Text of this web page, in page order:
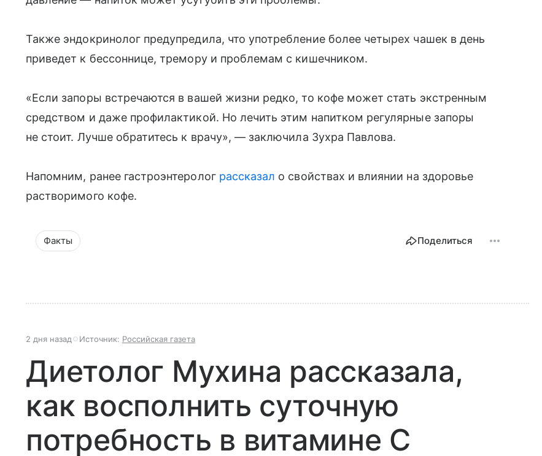
Также эндокринолог предупредила, что употребление более четырех чашек в день
приведет к бессоннице, тремору и проблемам с кишечником.
«Если запоры встречаются в вашей жизни редко, то кофе может стать экстренным
средством и даже профилактикой. Но лечить этим напитком регулярные запоры
не стоит. Лучше обратитесь к врачу», — заключила Зухра Павлова.
Напомним, ранее гастроэнтеролог рассказал о свойствах и влиянии на здоровье
растворимого кофе.
Факты Поделиться
2 дня назад Источник: Российская газета
Диетолог Мухина рассказала,
как восполнить суточную
потребность в витамине C